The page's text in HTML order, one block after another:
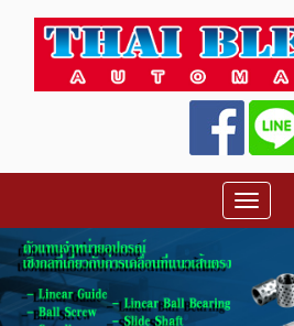
Toggle
navigation